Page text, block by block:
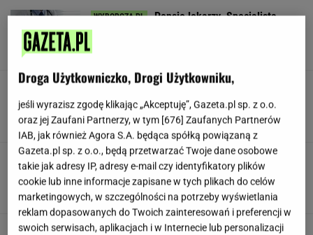
Pensje lekarzy. Specjalista
hematolog dostał podwyżkę, ale zarabia mniej
Lewandowski znów strzelił! Pierwsze
trafienie w Leagues Cup
Stachursky pojawił się na scenie "Lata z
Radiem" i zszokował widzów. "Kto to jest?"
Droga Użytkowniczko, Drogi Użytkowniku,
jeśli wyrazisz zgodę klikając „Akceptuję”, Gazeta.pl sp. z o.o.
oraz jej Zaufani Partnerzy, w tym [676] Zaufanych Partnerów
IAB, jak również Agora S.A. będąca spółką powiązaną z
Gazeta.pl sp. z o.o., będą przetwarzać Twoje dane osobowe
takie jak adresy IP, adresy e-mail czy identyfikatory plików
cookie lub inne informacje zapisane w tych plikach do celów
marketingowych, w szczególności na potrzeby wyświetlania
reklam dopasowanych do Twoich zainteresowań i preferencji w
swoich serwisach, aplikacjach i w Internecie lub personalizacji